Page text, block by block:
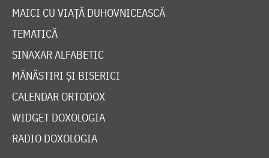
MAICI CU VIAȚĂ DUHOVNICEASCĂ
TEMATICĂ
SINAXAR ALFABETIC
MĂNĂSTIRI ȘI BISERICI
CALENDAR ORTODOX
WIDGET DOXOLOGIA
RADIO DOXOLOGIA